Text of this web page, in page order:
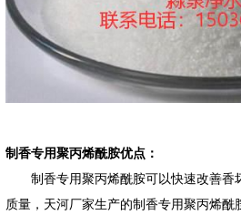
制香专用聚丙烯酰胺优点：
制香专用聚丙烯酰胺可以快速改善香
质量，天河厂家生产的制香专用聚丙烯